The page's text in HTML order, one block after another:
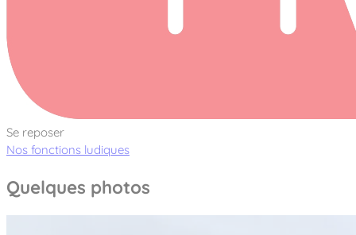
Se reposer
Nos fonctions ludiques
Quelques photos